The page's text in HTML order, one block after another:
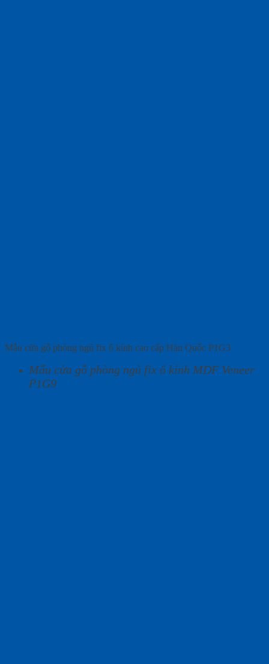
Mẫu cửa gỗ phòng ngủ fix ô kính cao cấp Hàn Quốc P1G3
Mẫu cửa gỗ phòng ngủ fix ô kính MDF Veneer
P1G9